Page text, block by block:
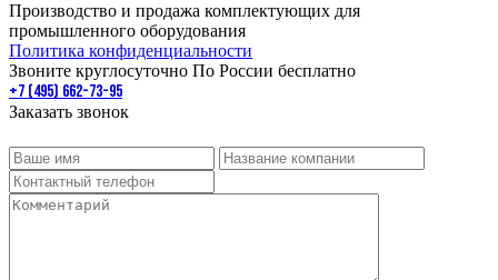
Производство и продажа комплектующих для
промышленного оборудования
Политика конфиденциальности
Звоните круглосуточно По России бесплатно
+7 (495) 662-73-95
Заказать звонок